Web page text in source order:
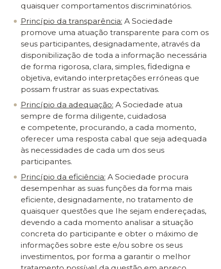
quaisquer comportamentos discriminatórios.
Princípio da transparência: A Sociedade
promove uma atuação transparente para com os
seus participantes, designadamente, através da
disponibilização de toda a informação necessária
de forma rigorosa, clara, simples, fidedigna e
objetiva, evitando interpretações erróneas que
possam frustrar as suas expectativas.
Princípio da adequação: A Sociedade atua
sempre de forma diligente, cuidadosa
e competente, procurando, a cada momento,
oferecer uma resposta cabal que seja adequada
às necessidades de cada um dos seus
participantes.
Princípio da eficiência: A Sociedade procura
desempenhar as suas funções da forma mais
eficiente, designadamente, no tratamento de
quaisquer questões que lhe sejam endereçadas,
devendo a cada momento analisar a situação
concreta do participante e obter o máximo de
informações sobre este e/ou sobre os seus
investimentos, por forma a garantir o melhor